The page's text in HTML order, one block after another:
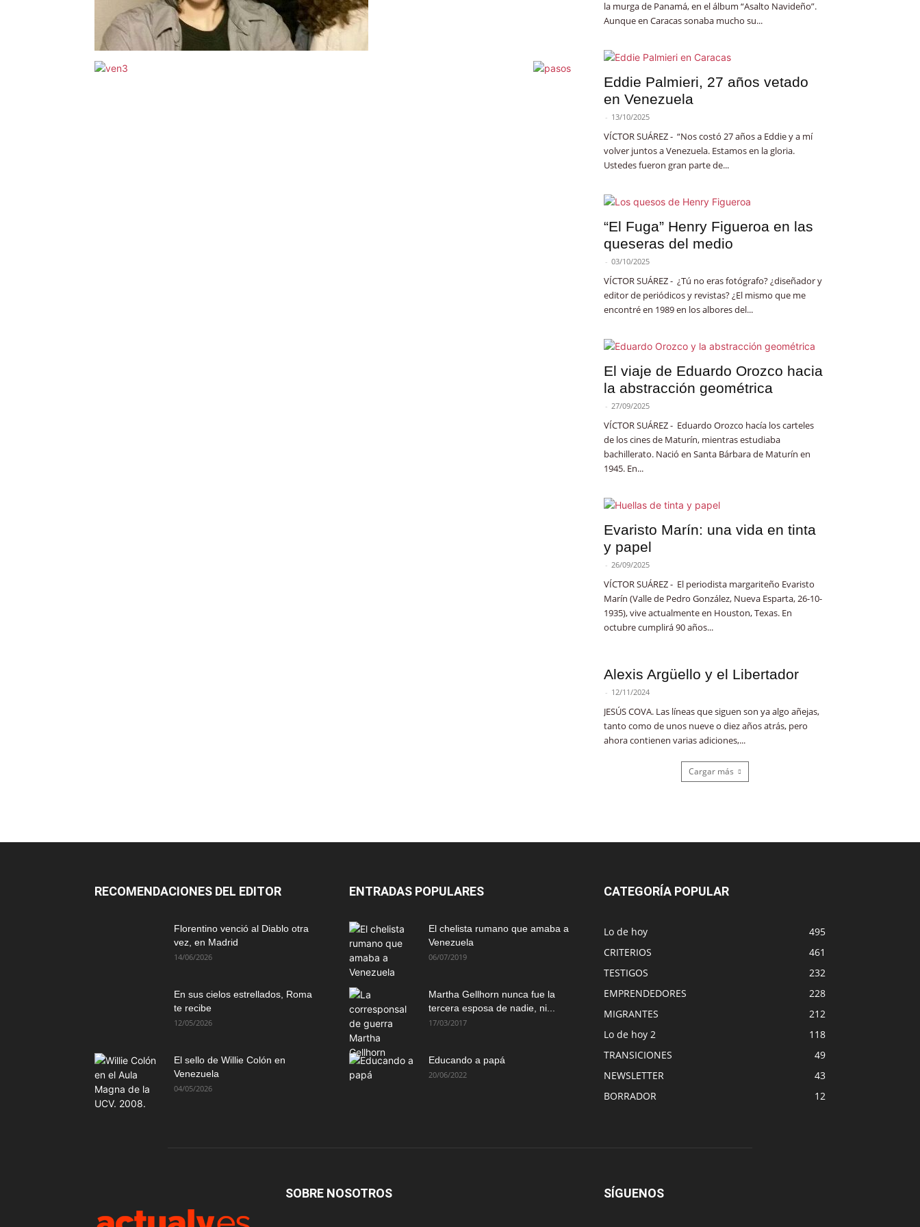
la murga de Panamá, en el álbum “Asalto Navideño”.
Aunque en Caracas sonaba mucho su...
Eddie Palmieri, 27 años vetado
en Venezuela
- 13/10/2025
VÍCTOR SUÁREZ - “Nos costó 27 años a Eddie y a mí
volver juntos a Venezuela. Estamos en la gloria.
Ustedes fueron gran parte de...
“El Fuga” Henry Figueroa en las
queseras del medio
- 03/10/2025
VÍCTOR SUÁREZ - ¿Tú no eras fotógrafo? ¿diseñador y
editor de periódicos y revistas? ¿El mismo que me
encontré en 1989 en los albores del...
El viaje de Eduardo Orozco hacia
la abstracción geométrica
- 27/09/2025
VÍCTOR SUÁREZ - Eduardo Orozco hacía los carteles
de los cines de Maturín, mientras estudiaba
bachillerato. Nació en Santa Bárbara de Maturín en
1945. En...
Evaristo Marín: una vida en tinta
y papel
- 26/09/2025
VÍCTOR SUÁREZ - El periodista margariteño Evaristo
Marín (Valle de Pedro González, Nueva Esparta, 26-10-
1935), vive actualmente en Houston, Texas. En
octubre cumplirá 90 años...
Alexis Argüello y el Libertador
- 12/11/2024
JESÚS COVA. Las líneas que siguen son ya algo añejas,
tanto como de unos nueve o diez años atrás, pero
ahora contienen varias adiciones,...
Cargar más
RECOMENDACIONES DEL EDITOR
Florentino venció al Diablo otra
vez, en Madrid
14/06/2026
En sus cielos estrellados, Roma
te recibe
12/05/2026
El sello de Willie Colón en
Venezuela
04/05/2026
ENTRADAS POPULARES
El chelista rumano que amaba a
Venezuela
06/07/2019
Martha Gellhorn nunca fue la
tercera esposa de nadie, ni...
17/03/2017
Educando a papá
20/06/2022
CATEGORÍA POPULAR
Lo de hoy
495
CRITERIOS
461
TESTIGOS
232
EMPRENDEDORES
228
MIGRANTES
212
Lo de hoy 2
118
TRANSICIONES
49
NEWSLETTER
43
BORRADOR
12
SOBRE NOSOTROS SÍGUENOS